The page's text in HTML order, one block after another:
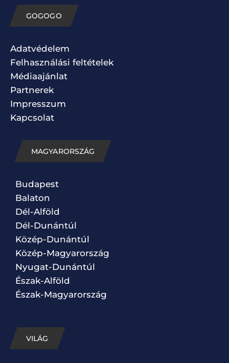
GOGOGO
Adatvédelem
Felhasználási feltételek
Médiaajánlat
Partnerek
Impresszum
Kapcsolat
MAGYARORSZÁG
Budapest
Balaton
Dél-Alföld
Dél-Dunántúl
Közép-Dunántúl
Közép-Magyarország
Nyugat-Dunántúl
Észak-Alföld
Észak-Magyarország
VILÁG